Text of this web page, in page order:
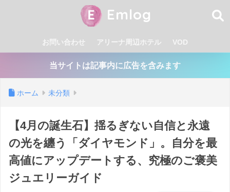
Emlog
お問い合わせ アリーナ周辺ホテル VOD
当サイトは記事内に広告を含みます
ホーム 未分類
【4月の誕生石】揺るぎない自信と永遠
の光を纏う「ダイヤモンド」。自分を最
高値にアップデートする、究極のご褒美
ジュエリーガイド